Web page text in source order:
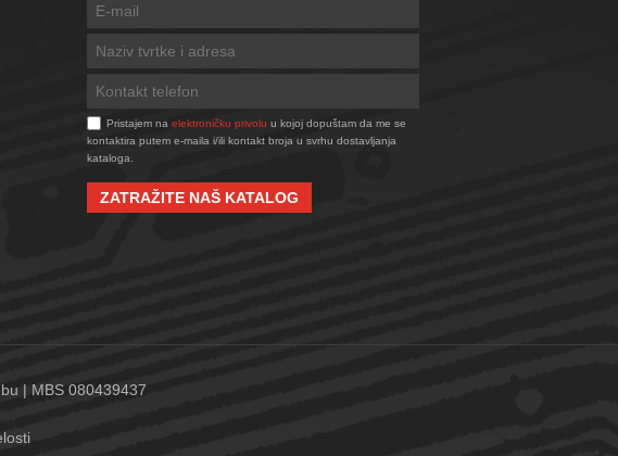
Pristajem na elektroničku privolu u kojoj dopuštam da me se
kontaktira putem e-maila i/ili kontakt broja u svrhu dostavljanja
kataloga.
ZATRAŽITE NAŠ KATALOG
| MBS 080439437